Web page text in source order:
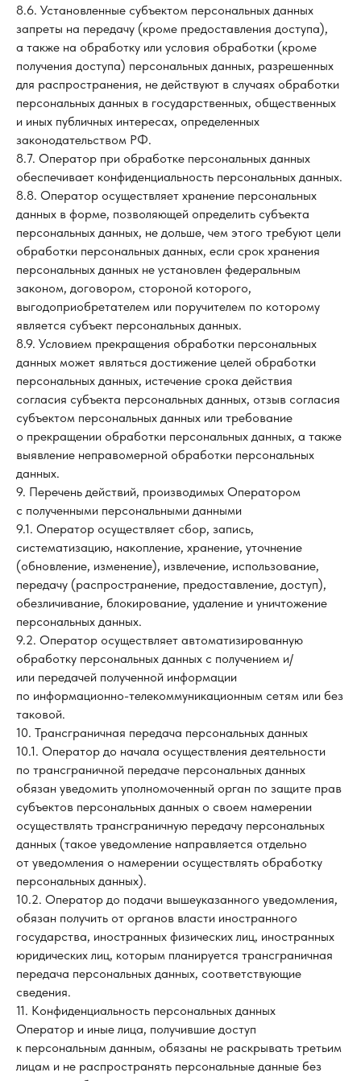
8.6. Установленные субъектом персональных данных
запреты на передачу (кроме предоставления доступа),
а также на обработку или условия обработки (кроме
получения доступа) персональных данных, разрешенных
для распространения, не действуют в случаях обработки
персональных данных в государственных, общественных
и иных публичных интересах, определенных
законодательством РФ.
8.7. Оператор при обработке персональных данных
обеспечивает конфиденциальность персональных данных.
8.8. Оператор осуществляет хранение персональных
данных в форме, позволяющей определить субъекта
персональных данных, не дольше, чем этого требуют цели
обработки персональных данных, если срок хранения
персональных данных не установлен федеральным
законом, договором, стороной которого,
выгодоприобретателем или поручителем по которому
является субъект персональных данных.
8.9. Условием прекращения обработки персональных
данных может являться достижение целей обработки
персональных данных, истечение срока действия
согласия субъекта персональных данных, отзыв согласия
субъектом персональных данных или требование
о прекращении обработки персональных данных, а также
выявление неправомерной обработки персональных
данных.
9. Перечень действий, производимых Оператором
с полученными персональными данными
9.1. Оператор осуществляет сбор, запись,
систематизацию, накопление, хранение, уточнение
(обновление, изменение), извлечение, использование,
передачу (распространение, предоставление, доступ),
обезличивание, блокирование, удаление и уничтожение
персональных данных.
9.2. Оператор осуществляет автоматизированную
обработку персональных данных с получением и/
или передачей полученной информации
по информационно-телекоммуникационным сетям или без
таковой.
10. Трансграничная передача персональных данных
10.1. Оператор до начала осуществления деятельности
по трансграничной передаче персональных данных
обязан уведомить уполномоченный орган по защите прав
субъектов персональных данных о своем намерении
осуществлять трансграничную передачу персональных
данных (такое уведомление направляется отдельно
от уведомления о намерении осуществлять обработку
персональных данных).
10.2. Оператор до подачи вышеуказанного уведомления,
обязан получить от органов власти иностранного
государства, иностранных физических лиц, иностранных
юридических лиц, которым планируется трансграничная
передача персональных данных, соответствующие
сведения.
11. Конфиденциальность персональных данных
Оператор и иные лица, получившие доступ
к персональным данным, обязаны не раскрывать третьим
лицам и не распространять персональные данные без